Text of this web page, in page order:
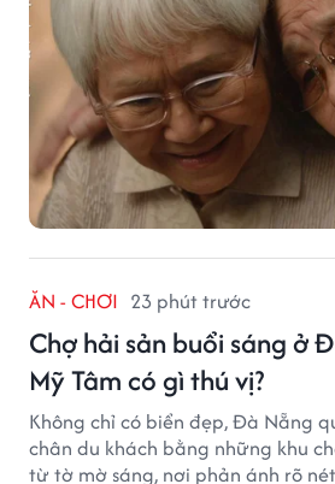
ĂN - CHƠI 23 phút trước
Chợ hải sản buổi sáng ở
Mỹ Tâm có gì thú vị?
Không chỉ có biển đẹp, Đà Nẵng
chân du khách bằng những khu
từ tờ mờ sáng, nơi phản ánh rõ